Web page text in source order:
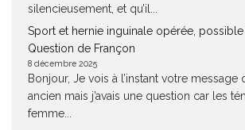
silencieusement, et qu’il...
Sport et hernie inguinale opérée, possible
Question de Françon
8 décembre 2025
Bonjour, Je vois à l’instant votre message
ancien mais j’avais une question car les
femme...